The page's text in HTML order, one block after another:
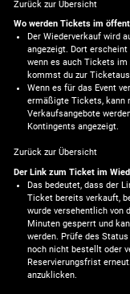
Zurück zur Übersicht
Wo werden Tickets im
Der Wiederverkauf wird
angezeigt. Dort erscheint
wenn es auch Tickets im
kommst du zur
Wenn es für das Event
ermäßigte Tickets, kann
Verkaufsangebote
Kontingents angezeigt.
Zurück zur Übersicht
Der Link zum Ticket im
Das bedeutet, dass der
Ticket bereits verkauft,
wurde versehentlich von
Minuten gesperrt und
werden. Prüfe des
noch nicht bestellt oder
Reservierungsfrist
anzuklicken.